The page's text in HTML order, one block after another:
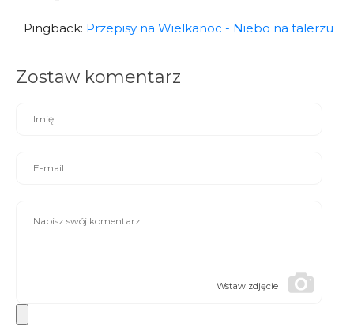
Pingback: Przepisy na Wielkanoc - Niebo na talerzu
Zostaw komentarz
Wstaw zdjęcie